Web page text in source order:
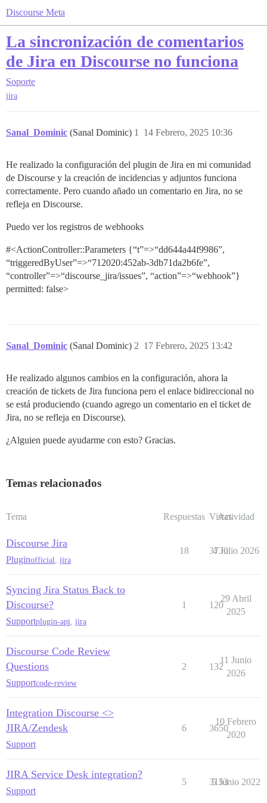
Discourse Meta
La sincronización de comentarios
de Jira en Discourse no funciona
Soporte
jira
Sanal_Dominic (Sanal Dominic) 14 Febrero, 2025 10:36
1
He realizado la configuración del plugin de Jira en mi comunidad
de Discourse y la creación de incidencias y adjuntos funciona
correctamente. Pero cuando añado un comentario en Jira, no se
refleja en Discourse.
Puedo ver los registros de webhooks
#<ActionController::Parameters {“t”=>“dd644a44f9986”,
“triggeredByUser”=>“712020:452ab-3db71da2b6fe”,
“controller”=>“discourse_jira/issues”, “action”=>“webhook”}
permitted: false>
Sanal_Dominic (Sanal Dominic) 17 Febrero, 2025 13:42
2
He realizado algunos cambios en la configuración, ahora la
creación de tickets de Jira funciona pero el enlace bidireccional no
se está produciendo (cuando agrego un comentario en el ticket de
Jira, no se refleja en Discourse).
¿Alguien puede ayudarme con esto? Gracias.
Temas relacionados
Tema Respuestas Vistas
Actividad
Discourse Jira
Pluginofficial jira
18 3730
4 Julio 2026
Syncing Jira Status Back to
Discourse?
Supportplugin-api jira
1 120
29 Abril
2025
Discourse Code Review
Questions
Supportcode-review
2 132
11 Junio
2026
Integration Discourse <>
JIRA/Zendesk
Support
6 3650
10 Febrero
2020
JIRA Service Desk integration?
Support
5 3153
5 Junio 2022